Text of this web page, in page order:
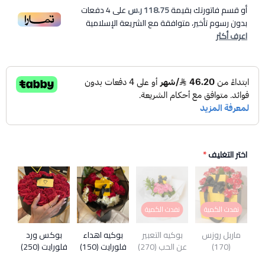
أو قسم فاتورتك بقيمة118.75 ر.س على4دفعات
بدون رسوم تأخير، متوافقة مع الشريعة الإسلامية
اعرف أكثر
اختر التغليف*
نفدت الكمية
ماربل روزس
(170)
نفدت الكمية
بوكيه التعبير
عن الحب (270)
بوكيه اهداء
فلورايت (150)
بوكس ورد
فلورايت (250)